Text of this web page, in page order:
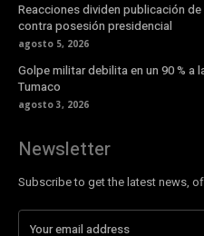
Reacciones dividen publicación
contra posesión presidencial
agosto 5, 2026
Golpe militar debilita en un 90 % a
Tumaco
agosto 3, 2026
Newsletter
Subscribe to get the latest news,